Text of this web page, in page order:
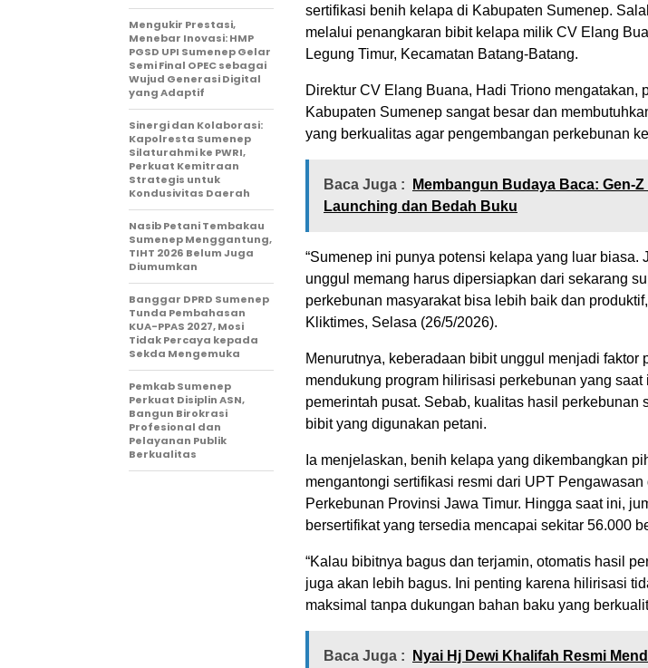
sertifikasi benih kelapa di Kabupaten Sumenep.
melalui penangkaran bibit kelapa milik CV Elang
Legung Timur, Kecamatan Batang-Batang.
Direktur CV Elang Buana, Hadi Triono mengatakan,
Kabupaten Sumenep sangat besar dan
yang berkualitas agar pengembangan perkebunan
Baca Juga :
Membangun Budaya Baca: Gen-
Launching dan Bedah Buku
“Sumenep ini punya potensi kelapa yang luar biasa.
unggul memang harus dipersiapkan dari sekarang
perkebunan masyarakat bisa lebih baik dan
Kliktimes, Selasa (26/5/2026).
Menurutnya, keberadaan bibit unggul menjadi faktor
mendukung program hilirisasi perkebunan yang
pemerintah pusat. Sebab, kualitas hasil perkebunan
bibit yang digunakan petani.
Ia menjelaskan, benih kelapa yang dikembangkan
mengantongi sertifikasi resmi dari UPT
Perkebunan Provinsi Jawa Timur. Hingga saat ini,
bersertifikat yang tersedia mencapai sekitar 56.000
“Kalau bibitnya bagus dan terjamin, otomatis hasil
juga akan lebih bagus. Ini penting karena hilirisasi
maksimal tanpa dukungan bahan baku yang
Baca Juga :
Nyai Hj Dewi Khalifah Resmi
Mengukir Prestasi,
Menebar Inovasi: HMP
PGSD UPI Sumenep Gelar
Semi Final OPEC sebagai
Wujud Generasi Digital
yang Adaptif
Sinergi dan Kolaborasi:
Kapolresta Sumenep
Silaturahmi ke PWRI,
Perkuat Kemitraan
Strategis untuk
Kondusivitas Daerah
Nasib Petani Tembakau
Sumenep Menggantung,
TIHT 2026 Belum Juga
Diumumkan
Banggar DPRD Sumenep
Tunda Pembahasan
KUA-PPAS 2027, Mosi
Tidak Percaya kepada
Sekda Mengemuka
Pemkab Sumenep
Perkuat Disiplin ASN,
Bangun Birokrasi
Profesional dan
Pelayanan Publik
Berkualitas